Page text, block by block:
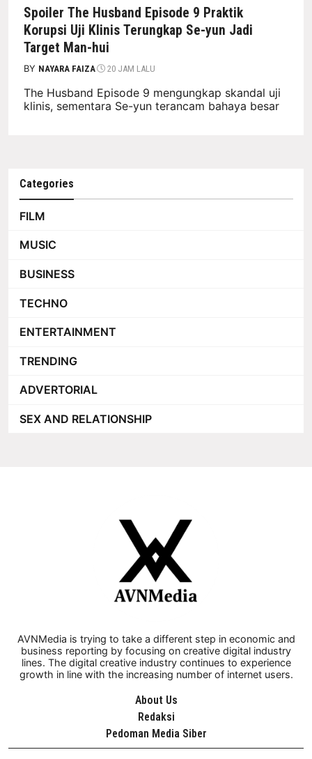
Spoiler The Husband Episode 9 Praktik
Korupsi Uji Klinis Terungkap Se-yun Jadi
Target Man-hui
BY NAYARA FAIZA 20 JAM LALU
The Husband Episode 9 mengungkap skandal uji
klinis, sementara Se-yun terancam bahaya besar
Categories
FILM
MUSIC
BUSINESS
TECHNO
ENTERTAINMENT
TRENDING
ADVERTORIAL
SEX AND RELATIONSHIP
AVNMedia is trying to take a different step in economic and
business reporting by focusing on creative digital industry
lines. The digital creative industry continues to experience
growth in line with the increasing number of internet users.
About Us
Redaksi
Pedoman Media Siber